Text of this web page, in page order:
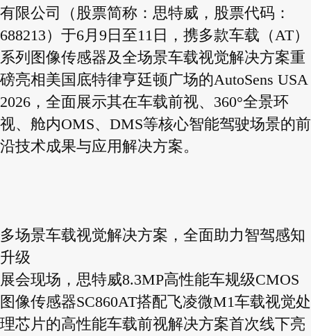
有限公司（股票简称：思特威，股票代码：
688213）于6月9日至11日，携多款车载（AT）
系列图像传感器及全场景车载视觉解决方案重
磅亮相美国底特律亨廷顿广场的AutoSens USA
2026，全面展示其在车载前视、360°全景环
视、舱内OMS、DMS等核心智能驾驶场景的前
沿技术成果与应用解决方案。
多场景车载视觉解决方案，全面助力智驾感知
升级
展会现场，思特威8.3MP高性能车规级CMOS
图像传感器SC860AT搭配飞凌微M1车载视觉处
理芯片的高性能车载前视解决方案首次线下亮